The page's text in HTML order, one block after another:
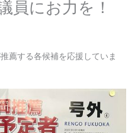
ー
員にお力を！
薦する各候補を応援していま